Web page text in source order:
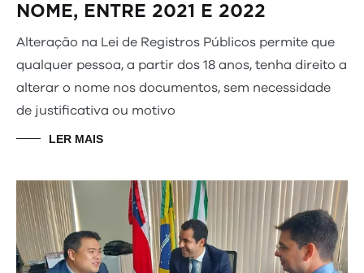
NOME, ENTRE 2021 E 2022
Alteração na Lei de Registros Públicos permite que
qualquer pessoa, a partir dos 18 anos, tenha direito a
alterar o nome nos documentos, sem necessidade
de justificativa ou motivo
LER MAIS